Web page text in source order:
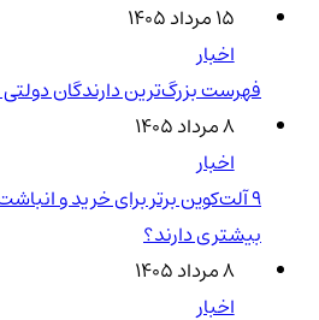
۱۵ مرداد ۱۴۰۵
اخبار
فهرست بزرگ‌ترین دارندگان دولتی
۸ مرداد ۱۴۰۵
اخبار
۹ آلت‌کوین برتر برای خرید و
بیشتری دارند؟
۸ مرداد ۱۴۰۵
اخبار